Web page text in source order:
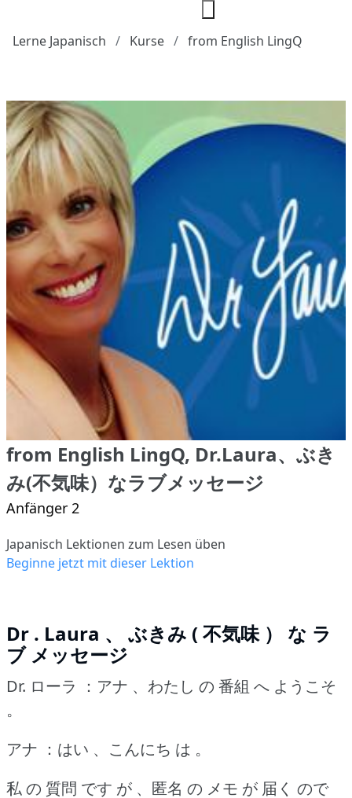
Lerne Japanisch Kurse from English LingQ
from English LingQ, Dr.Laura、ぶき
み(不気味）なラブメッセージ
Anfänger 2
Japanisch Lektionen zum Lesen üben
Beginne jetzt mit dieser Lektion
Dr . Laura 、 ぶきみ ( 不気味 ） な ラ
ブ メッセージ
Dr. ローラ ：アナ 、わたし の 番組 へ ようこそ
。
アナ ：はい 、こんにち は 。
私 の 質問 です が 、匿名 の メモ が 届く ので